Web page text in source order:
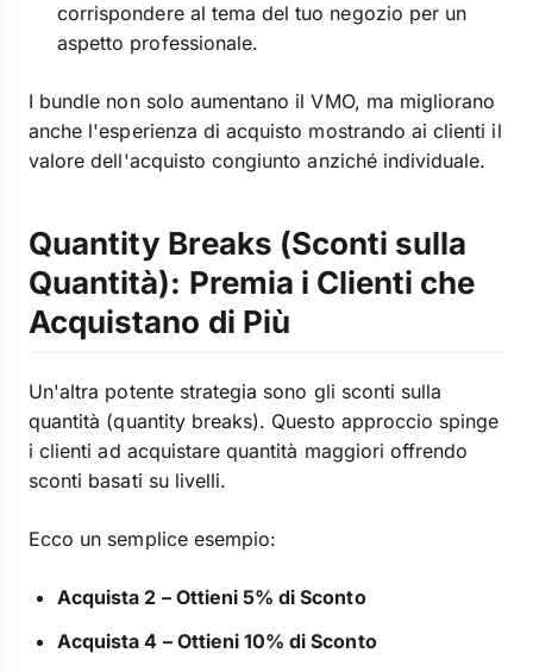
corrispondere al tema del tuo negozio per un
aspetto professionale.
I bundle non solo aumentano il VMO, ma migliorano
anche l'esperienza di acquisto mostrando ai clienti il
valore dell'acquisto congiunto anziché individuale.
Quantity Breaks (Sconti sulla
Quantità): Premia i Clienti che
Acquistano di Più
Un'altra potente strategia sono gli sconti sulla
quantità (quantity breaks). Questo approccio spinge
i clienti ad acquistare quantità maggiori offrendo
sconti basati su livelli.
Ecco un semplice esempio:
Acquista 2 – Ottieni 5% di Sconto
Acquista 4 – Ottieni 10% di Sconto